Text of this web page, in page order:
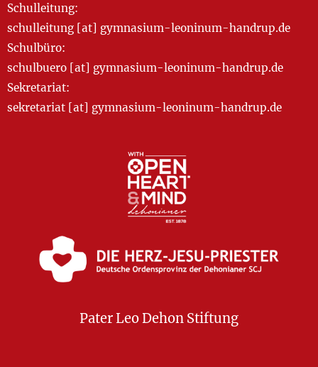
Schulleitung:
schulleitung [at] gymnasium-leoninum-handrup.de
Schulbüro:
schulbuero [at] gymnasium-leoninum-handrup.de
Sekretariat:
sekretariat [at] gymnasium-leoninum-handrup.de
Pater Leo Dehon Stiftung